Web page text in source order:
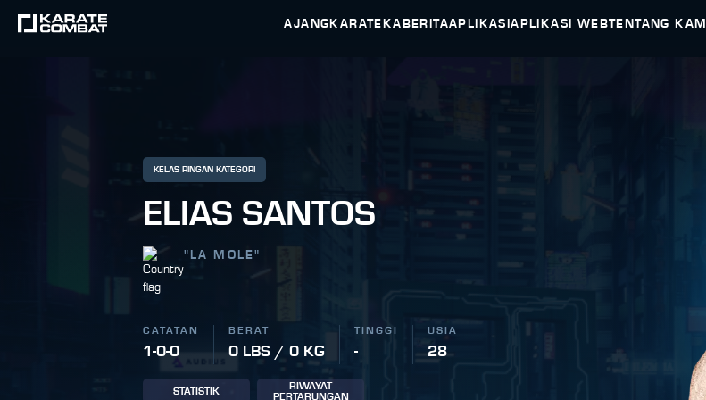
AJANG KARATEKA BERITAAPLIKASIAPLIKASI WEBTENTANG KAMI
KELAS RINGAN KATEGORI
ELIAS SANTOS
" LA MOLE"
CATATAN
1-0-0
BERAT
0 LBS / 0 KG
TINGGI
-
USIA
28
STATISTIK
RIWAYAT
PERTARUNGAN